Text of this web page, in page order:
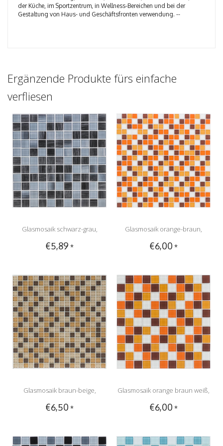
der Küche, im Sportzentrum, in Wellness-Bereichen und bei der
Gestaltung von Haus- und Geschäftsfronten verwendung. --
Ergänzende Produkte fürs einfache
verfliesen
Glasmosaik schwarz-grau,
glänzend - 30x30cm
€5,89 *
Glasmosaik orange-braun,
glänzend - 30x30cm
€6,00 *
Glasmosaik braun-beige,
glänzend - 30x30cm
€6,50 *
Glasmosaik orange braun weiß,
glänzend - 30x30cm
€6,00 *